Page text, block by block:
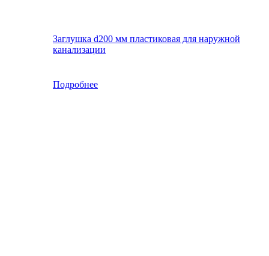
Заглушка d200 мм пластиковая для наружной
канализации
Подробнее